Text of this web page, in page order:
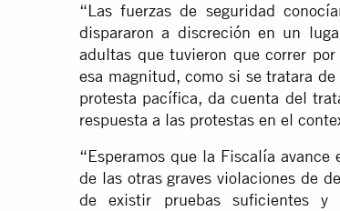
“Las fuerzas de seguridad
dispararon a discreción en un
adultas que tuvieron que correr
esa magnitud, como si se tratara
protesta pacífica, da cuenta del
respuesta a las protestas en el
“Esperamos que la Fiscalía
de las otras graves violaciones de
de existir pruebas suficientes y